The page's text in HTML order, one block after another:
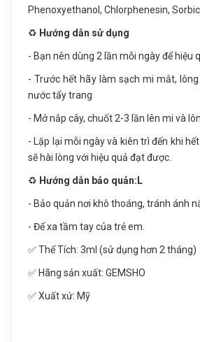
Phenoxyethanol, Chlorphenesin, Sorbic
♻️ Hướng dẫn sử dụng
- Bạn nên dùng 2 lần mỗi ngày để hiệu
- Trước hết hãy làm sạch mi mắt,
nước tẩy trang
- Mở nắp cây, chuốt 2-3 lần lên mi và
- Lặp lại mỗi ngày và kiên trì đến khi
sẽ hài lòng với hiệu quả đạt được.
♻️ Hướng dẫn bảo quản:L
- Bảo quản nơi khô thoáng, tránh ánh
- Để xa tầm tay của trẻ em.
✅ Thể Tích: 3ml (sử dụng hơn 2 tháng)
✅ Hãng sản xuất: GEMSHO
✅ Xuất xứ: Mỹ